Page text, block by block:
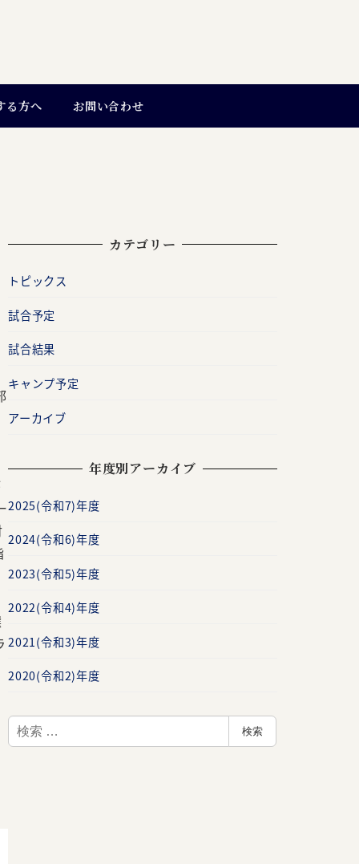
る方へ お問い合わせ
カテゴリー
トピックス
試合予定
試合結果
キャンプ予定
アーカイブ
年度別アーカイブ
2025(令和7)年度
2024(令和6)年度
2023(令和5)年度
2022(令和4)年度
2021(令和3)年度
2020(令和2)年度
検
索
検索